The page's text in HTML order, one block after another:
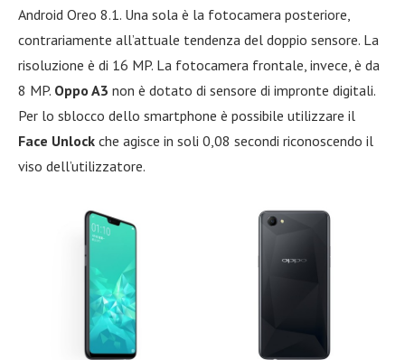
Android Oreo 8.1. Una sola è la fotocamera posteriore,
contrariamente all’attuale tendenza del doppio sensore. La
risoluzione è di 16 MP. La fotocamera frontale, invece, è da
8 MP. Oppo A3 non è dotato di sensore di impronte digitali.
Per lo sblocco dello smartphone è possibile utilizzare il
Face Unlock che agisce in soli 0,08 secondi riconoscendo il
viso dell’utilizzatore.